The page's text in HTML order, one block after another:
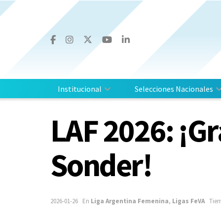
Institucional Selecciones Nacionales
LAF 2026:
Sonder!
2026-01-26 En Liga Argentina Femenina, Ligas FeVA